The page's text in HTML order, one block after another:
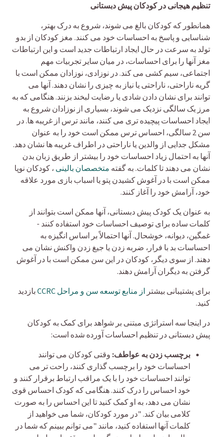
تنظیم هیجانی در کودکان پیش دبستانی
همانطور که کودکان بالغ می شوند، شروع به درک بهتر،
شناسایی و پاسخ به احساسات خود می کنند. مغز کودکان از بدو
تولد به سرعت در حال ایجاد ارتباطات جدید است و این ارتباطات
مغز آنها را برای احساسات، در میان سایر تجربیات مهم
اجتماعی، سیم کشی می کند. در نوزادی، نوزادان ممکن است با
گریه ناراحتی، ناراحتی یا نیاز به چیزی را نشان دهند. آنها می
توانند برای نشان دادن شادی یا رضایت لبخند بزنند. هنگامی که به
مرز یک سالگی نزدیک می شوند، بسیاری از نوزادان شروع به
ایجاد احساسات پیچیده تری می کنند، مانند ترس از غریبه ها. در
سن 2 سالگی، احساس ترس ممکن است خود را به عنوان
مشکل جدایی از والدین یا ناراحتی در اطراف غریبه ها نشان دهد.
آنها به احتمال زیاد احساسات خود را بیشتر از طریق زبان بدن
نشان می دهند تا کلمات. به گفته متخصصان بالینی ، کودکان نوپا
ممکن است با در آغوش کشیدن پتو یا اسباب بازی مورد علاقه
خود، آرامش خود را آغاز کنند.
به عنوان یک کودک پیش دبستانی، آنها ممکن است بتوانند از
کلمات ساده برای توصیف احساسات خود استفاده کنند -
غمگین، دیوانه، خوشحال. آنها احتمالاً بر اساس انگیزه به
احساسات بد با فرار، ضربه زدن یا جیغ زدن واکنش نشان می
دهند. از سوی دیگر، کودکان در این سن ممکن است با در آغوش
گرفتن به دیگران آرامش دهند.
برای پشتیبانی بیشتر از منابع توسعه سن و مراحل CCRC
بازدید
کنید.
در اینجا سه استراتژی مبتنی بر شواهد برای کمک به کودکان
پیش دبستانی در تنظیم احساسات آورده شده است:
برچسب زدن به عواطف: وقتی کودکان می توانند
احساسات خود را برچسب گذاری کنند، راحت تر می
توانند احساسات خود را با یک مراقب ارتباط برقرار کنند و
خود احساس را درک کنند. هنگامی که کودک احساس قوی
نشان می دهد، به او کمک کنید تا این احساس را به صورت
کلامی بیان کند. "در مورد کودکان، شما می خواهید از
کلمات آنها استفاده کنید، مانند "می توانم ببینم که شما در